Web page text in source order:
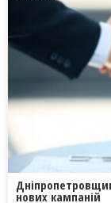
нових кампаній